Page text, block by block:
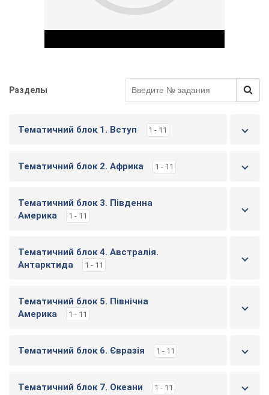
Play Video
Разделы
Тематичний блок 1. Вступ 1 - 11
Тематичний блок 2. Африка 1 - 11
Тематичний блок 3. Південна
Америка
1 - 11
Тематичний блок 4. Австралія.
Антарктида
1 - 11
Тематичний блок 5. Північна
Америка
1 - 11
Тематичний блок 6. Євразія 1 - 11
Тематичний блок 7. Океани 1 - 11